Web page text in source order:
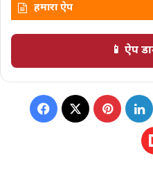
हमारा ऐप
📱 ऐप